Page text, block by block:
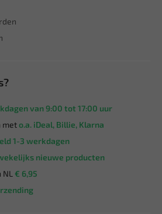
van 9:00 tot 17:00 uur
meto.a. iDeal, Billie, Klarna
1-3 werkdagen
nieuwe producten
€ 6,95